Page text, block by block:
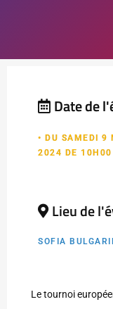
Date de
• DU SAMEDI 9
2024 DE
Lieu de
SOFIA
Le tournoi